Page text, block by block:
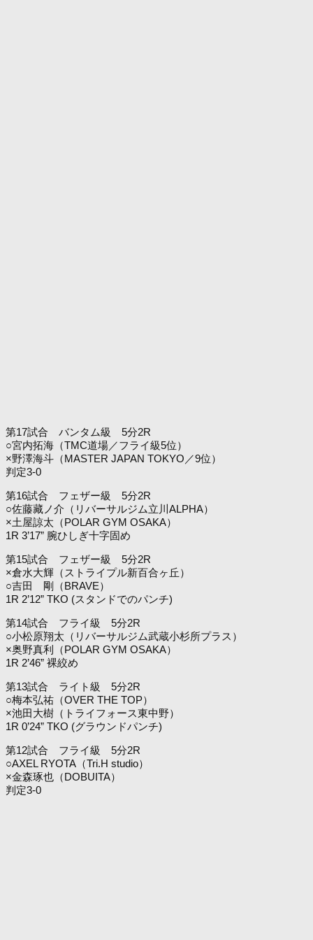
第17試合 バンタム級 5分2R
○宮内拓海（TMC道場／フライ級5位）
×野澤海斗（MASTER JAPAN TOKYO／9位）
判定3-0
第16試合 フェザー級 5分2R
○佐藤藏ノ介（リバーサルジム立川ALPHA）
×土屋諒太（POLAR GYM OSAKA）
1R 3’17” 腕ひしぎ十字固め
第15試合 フェザー級 5分2R
×倉水大輝（ストライプル新百合ヶ丘）
○吉田 剛（BRAVE）
1R 2’12” TKO (スタンドでのパンチ)
第14試合 フライ級 5分2R
○小松原翔太（リバーサルジム武蔵小杉所プラス）
×奥野真利（POLAR GYM OSAKA）
1R 2’46” 裸絞め
第13試合 ライト級 5分2R
○梅本弘祐（OVER THE TOP）
×池田大樹（トライフォース東中野）
1R 0’24” TKO (グラウンドパンチ)
第12試合 フライ級 5分2R
○AXEL RYOTA（Tri.H studio）
×金森琢也（DOBUITA）
判定3-0